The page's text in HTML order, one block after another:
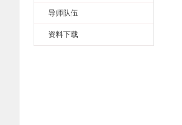
导师队伍
资料下载